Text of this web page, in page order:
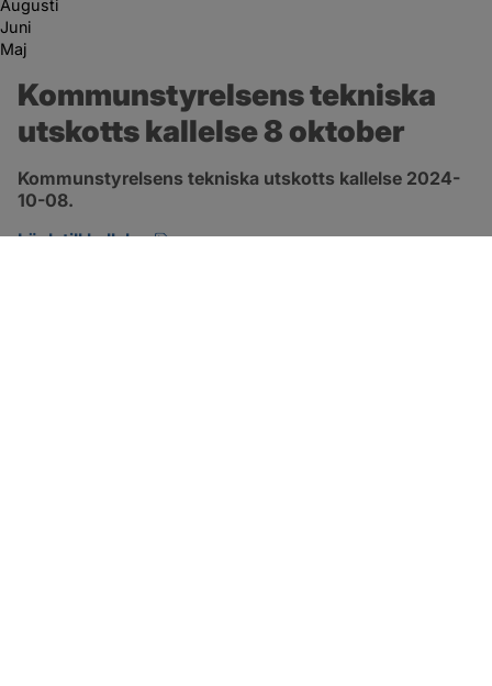
Augusti
Juni
Maj
Kommunstyrelsens tekniska
utskotts kallelse 8 oktober
Kommunstyrelsens tekniska utskotts kallelse 2024-
10-08.
Länk till kallelse
pdf, 134.7 kB, öppnas i nytt fönster.